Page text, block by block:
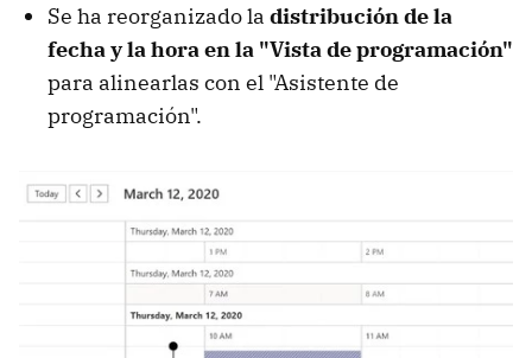
Se ha reorganizado la distribución de la
fecha y la hora en la "Vista de programación"
para alinearlas con el "Asistente de
programación".